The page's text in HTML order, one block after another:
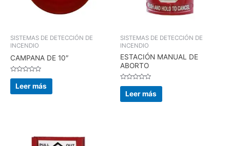
SISTEMAS DE DETECCIÓN DE
INCENDIO
CAMPANA DE 10″
Valorado
en
de
Leer más
SISTEMAS DE DETECCIÓN DE
INCENDIO
ESTACIÓN MANUAL DE
ABORTO
Valorado
en
de
Leer más